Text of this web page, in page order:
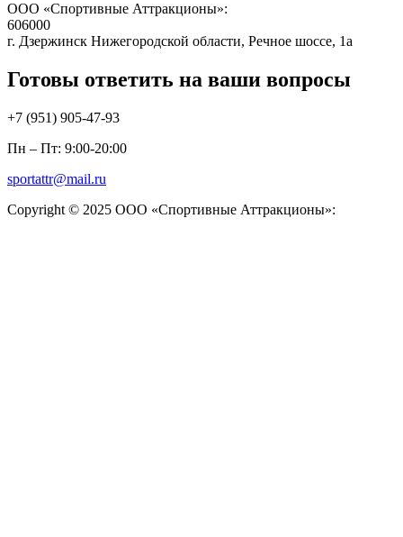
ООО «Спортивные Аттракционы»:
606000
г. Дзержинск Нижегородской области, Речное шоссе, 1а
Готовы ответить на ваши вопросы
+7 (951) 905-47-93
Пн – Пт: 9:00-20:00
sportattr@mail.ru
Copyright © 2025 ООО «Спортивные Аттракционы»: